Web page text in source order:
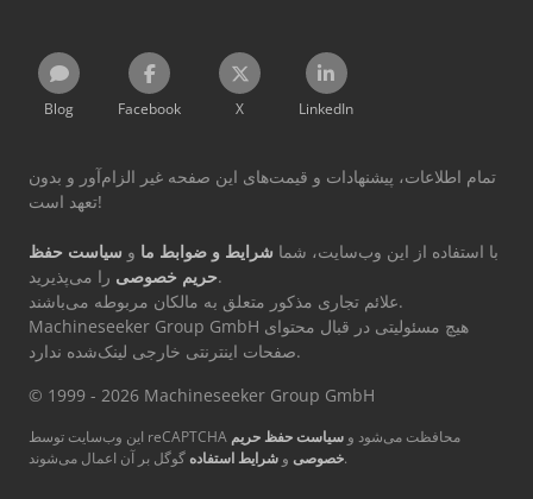
Blog Facebook X LinkedIn
تمام اطلاعات، پیشنهادات و قیمت‌های این صفحه غیر الزام‌آور و بدون
تعهد است!
با استفاده از این وب‌سایت، شما شرایط و ضوابط ما و سیاست حفظ
حریم خصوصیرا می‌پذیرید.
علائم تجاری مذکور متعلق به مالکان مربوطه می‌باشند.
Machineseeker Group GmbH هیچ مسئولیتی در قبال محتوای
صفحات اینترنتی خارجی لینک‌شده ندارد.
© 1999 - 2026 Machineseeker Group GmbH
این وب‌سایت توسط reCAPTCHA محافظت می‌شود و سیاست حفظ حریم
خصوصی و شرایط استفاده گوگل بر آن اعمال می‌شوند.